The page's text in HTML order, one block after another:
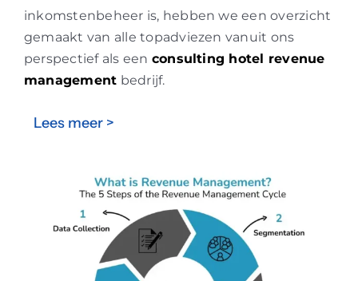
inkomstenbeheer is, hebben we een overzicht
gemaakt van alle topadviezen vanuit ons
perspectief als een consulting hotel revenue
management bedrijf.
Lees meer >